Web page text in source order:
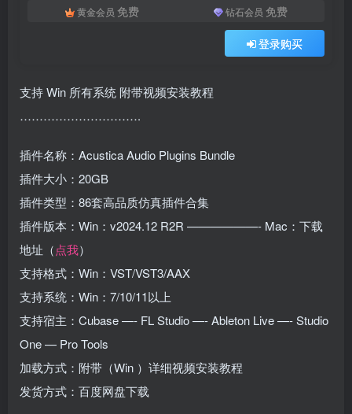
黄金会员 免费 钻石会员 免费
登录购买
支持 Win 所有系统 附带视频安装教程
………………………….
插件名称：Acustica Audio Plugins Bundle
插件大小：20GB
插件类型：86套高品质仿真插件合集
插件版本：Win：v2024.12 R2R ——————- Mac：下载
地址（点我）
支持格式：Win：VST/VST3/AAX
支持系统：Win：7/10/11以上
支持宿主：Cubase —- FL Studio —- Ableton Live —- Studio
One — Pro Tools
加载方式：附带（Win ）详细视频安装教程
发货方式：百度网盘下载